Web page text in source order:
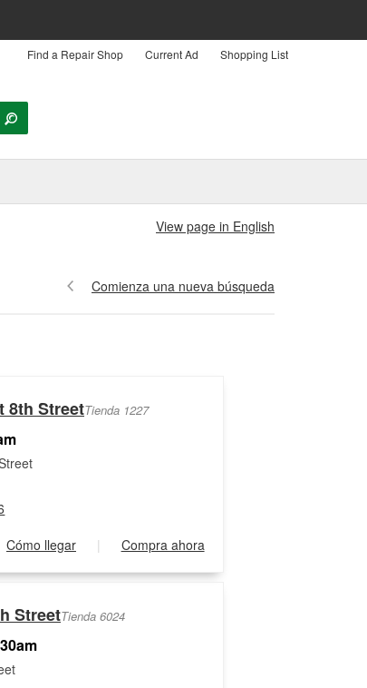
Find a Repair Shop Current Ad Shopping List
View page in English
Comienza una nueva búsqueda
8th StreetTienda 1227
Cómo llegar | Compra ahora
StreetTienda 6024